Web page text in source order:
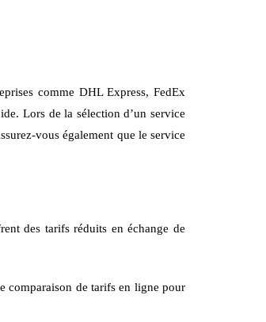
comme DHL Express, FedEx
Lors de la sélection d’un service
vous également que le service
des tarifs réduits en échange de
comparaison de tarifs en ligne pour